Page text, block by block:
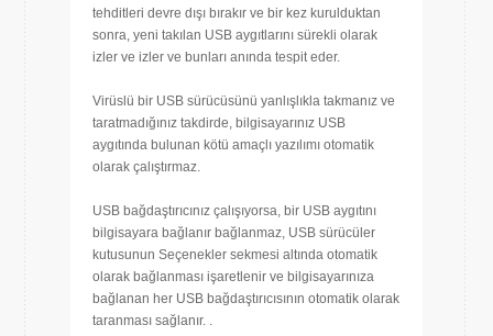
tehditleri devre dışı bırakır ve bir kez kurulduktan
sonra, yeni takılan USB aygıtlarını sürekli olarak
izler ve izler ve bunları anında tespit eder.
Virüslü bir USB sürücüsünü yanlışlıkla takmanız ve
taratmadığınız takdirde, bilgisayarınız USB
aygıtında bulunan kötü amaçlı yazılımı otomatik
olarak çalıştırmaz.
USB bağdaştırıcınız çalışıyorsa, bir USB aygıtını
bilgisayara bağlanır bağlanmaz, USB sürücüler
kutusunun Seçenekler sekmesi altında otomatik
olarak bağlanması işaretlenir ve bilgisayarınıza
bağlanan her USB bağdaştırıcısının otomatik olarak
taranması sağlanır. .